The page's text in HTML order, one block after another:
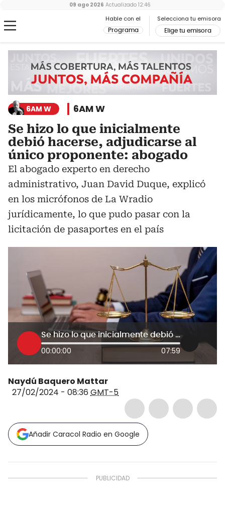
Hable con el
Programa
Selecciona tu emisora
Elige tu emisora
09 ago 2026 Actualizado 12:46
6AM W 6AM W
Se hizo lo que inicialmente
debió hacerse, adjudicarse al
único proponente: abogado
El abogado experto en derecho
administrativo, Juan David Duque, explicó
en los micrófonos de La Wradio
jurídicamente, lo que pudo pasar con la
licitación de pasaportes en el país
Se hizo lo que inicialmente debió hacerse, adjudicarse al único proponente: abogado
00:00:00 07:59
Naydú Baquero Mattar
27/02/2024 - 08:36 GMT-5
Añadir Caracol Radio en Google